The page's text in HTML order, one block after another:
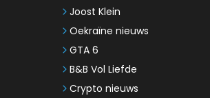
Joost Klein
Oekraïne nieuws
GTA 6
B&B Vol Liefde
Crypto nieuws